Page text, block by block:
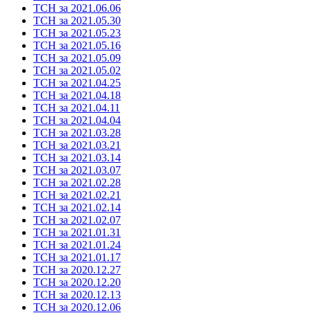
ТСН за 2021.06.06
ТСН за 2021.05.30
ТСН за 2021.05.23
ТСН за 2021.05.16
ТСН за 2021.05.09
ТСН за 2021.05.02
ТСН за 2021.04.25
ТСН за 2021.04.18
ТСН за 2021.04.11
ТСН за 2021.04.04
ТСН за 2021.03.28
ТСН за 2021.03.21
ТСН за 2021.03.14
ТСН за 2021.03.07
ТСН за 2021.02.28
ТСН за 2021.02.21
ТСН за 2021.02.14
ТСН за 2021.02.07
ТСН за 2021.01.31
ТСН за 2021.01.24
ТСН за 2021.01.17
ТСН за 2020.12.27
ТСН за 2020.12.20
ТСН за 2020.12.13
ТСН за 2020.12.06